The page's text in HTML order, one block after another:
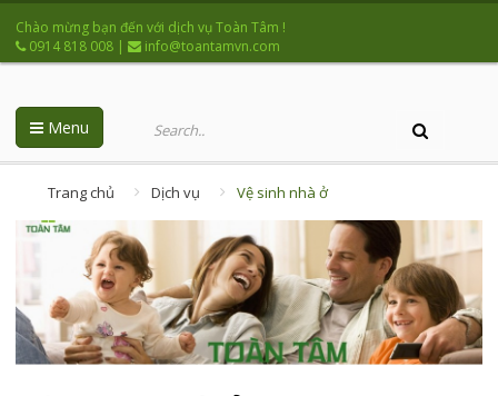
Chào mừng bạn đến với dịch vụ Toàn Tâm !
0914 818 008 | info@toantamvn.com
Menu
Trang chủ Dịch vụ Vệ sinh nhà ở